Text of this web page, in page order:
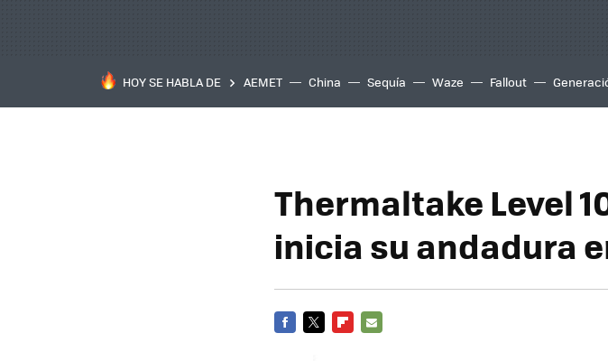
HOY SE HABLA DE AEMET China Sequía Waze Fallout
Thermaltake Level
inicia su andadura